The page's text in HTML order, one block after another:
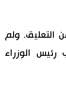
التعليق. ولم
الوزراء